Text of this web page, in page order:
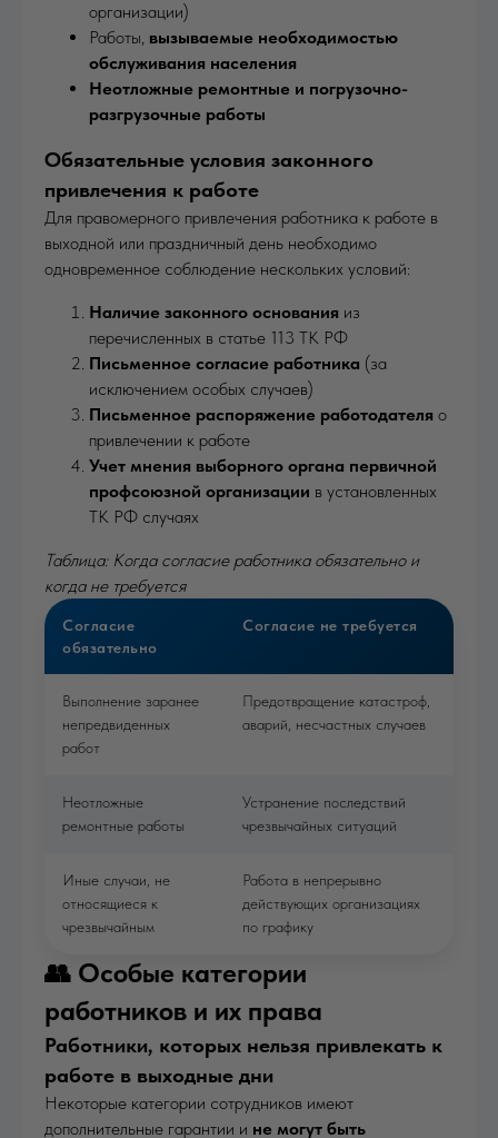
организации)
Работы, вызываемые необходимостью
обслуживания населения
Неотложные ремонтные и погрузочно-
разгрузочные работы
Обязательные условия законного
привлечения к работе
Для правомерного привлечения работника к работе в
выходной или праздничный день необходимо
одновременное соблюдение нескольких условий:
Наличие законного основания из
перечисленных в статье 113 ТК РФ
Письменное согласие работника (за
исключением особых случаев)
Письменное распоряжение работодателя о
привлечении к работе
Учет мнения выборного органа первичной
профсоюзной организации в установленных
ТК РФ случаях
Таблица: Когда согласие работника обязательно и
когда не требуется
Согласие
обязательно
Согласие не требуется
Выполнение заранее
непредвиденных
работ
Предотвращение катастроф,
аварий, несчастных случаев
Неотложные
ремонтные работы
Устранение последствий
чрезвычайных ситуаций
Иные случаи, не
относящиеся к
чрезвычайным
Работа в непрерывно
действующих организациях
по графику
👥 Особые категории
работников и их права
Работники, которых нельзя привлекать к
работе в выходные дни
Некоторые категории сотрудников имеют
дополнительные гарантии и не могут быть